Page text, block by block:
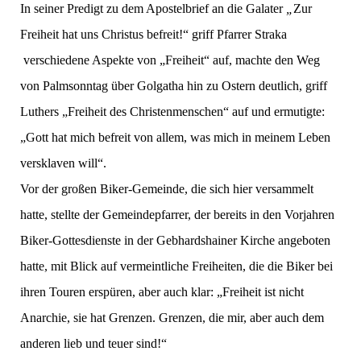
In seiner Predigt zu dem Apostelbrief an die Galater
Zur
Freiheit hat uns Christus befreit!“ griff Pfarrer Straka
verschiedene Aspekte von „Freiheit“ auf, machte den Weg
von Palmsonntag über Golgatha hin zu Ostern deutlich, griff
Luthers „Freiheit des Christenmenschen“ auf und ermutigte:
„Gott hat mich befreit von allem, was mich in meinem Leben
versklaven will“.
Vor der großen Biker-Gemeinde, die sich hier versammelt
hatte, stellte der Gemeindepfarrer, der bereits in den Vorjahren
Biker-Gottesdienste in der Gebhardshainer Kirche angeboten
hatte, mit Blick auf vermeintliche Freiheiten, die die Biker bei
ihren Touren erspüren, aber auch klar: „Freiheit ist nicht
Anarchie, sie hat Grenzen. Grenzen, die mir, aber auch dem
anderen lieb und teuer sind!“